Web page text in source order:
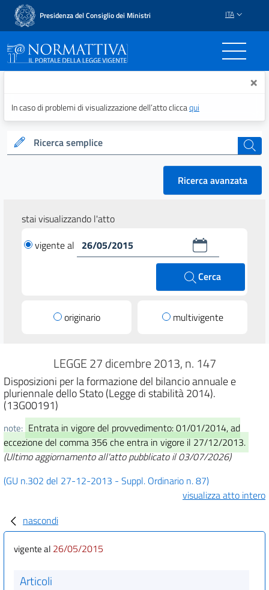
Presidenza del Consiglio dei Ministri ITA
Normattiva - Il portale ×
In caso di problemi di visualizzazione dell’atto cliccaqui
Ricerca semplice cerca
Ricerca avanzata
stai visualizzando l'atto
vigente al
Cerca
originario multivigente
LEGGE 27 dicembre 2013, n. 147
Disposizioni per la formazione del bilancio annuale e
pluriennale dello Stato (Legge di stabilità 2014).
(13G00191)
note: Entrata in vigore del provvedimento: 01/01/2014, ad
eccezione del comma 356 che entra in vigore il 27/12/2013.
(Ultimo aggiornamento all'atto pubblicato il 03/07/2026)
(GU n.302 del 27-12-2013 - Suppl. Ordinario n. 87)
visualizza atto intero
nascondi
vigente al 26/05/2015
Articoli